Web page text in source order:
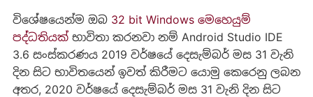
විශේෂයෙන්ම ඔබ 32 bit Windows මෙහෙයුම්
පද්ධතියක්භාවිතා කරනවා නම් Android Studio IDE
3.6 සංස්කරණය 2019 වර්ෂයේ දෙසැම්බර් මස 31 වැනි
දින සිට භාවිතයෙන් ඉවත් කිරීමට යොමු කෙරෙනු ලබන
අතර, 2020 වර්ෂයේ දෙසැම්බර් මස 31 වැනි දින සිට